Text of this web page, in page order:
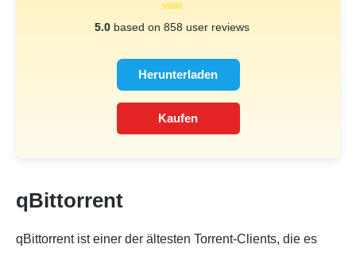
5.0 based on 858 user reviews
Herunterladen
Kaufen
qBittorrent
qBittorrent ist einer der ältesten Torrent-Clients, die es